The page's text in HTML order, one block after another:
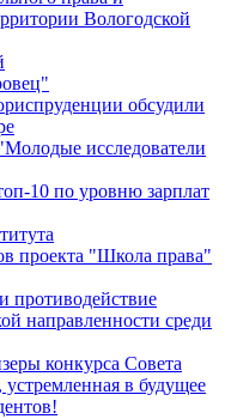
Вологодской
обсудили
исследователи
10 по уровню зарплат
проекта "Школа права"
противодействие
направленности среди
конкурса Совета
в будущее